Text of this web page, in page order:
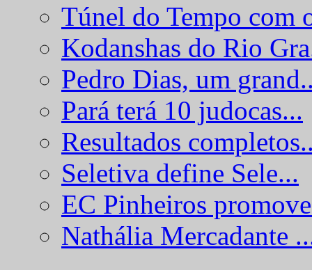
Túnel do Tempo com
Kodanshas do Rio
Pedro Dias, um
Pará terá 10 judocas...
Resultados
Seletiva define Sele...
EC Pinheiros
Nathália Mercadante